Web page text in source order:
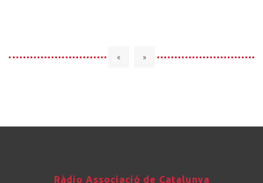
« »
Ràdio Associació de Catalunya